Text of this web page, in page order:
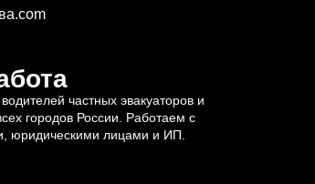
частных эвакуаторов и
городов России. Работаем с
юридическими лицами и ИП.